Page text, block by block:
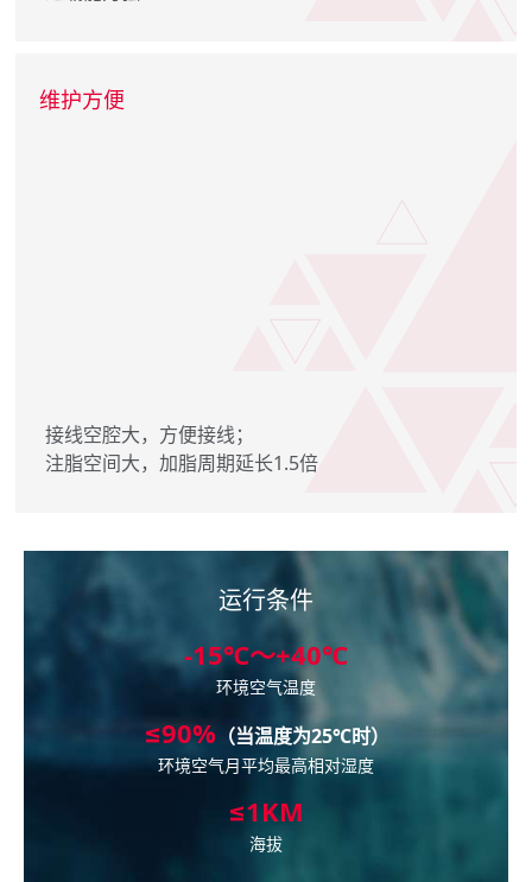
维护方便
接线空腔大，方便接线；
注脂空间大，加脂周期延长1.5倍
运行条件
-15℃～+40℃
环境空气温度
≤90% （当温度为25℃时）
环境空气月平均最高相对湿度
≤1KM
海拔